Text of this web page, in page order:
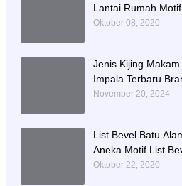
Lantai Rumah
Oktober 08, 2020
Jenis Kijing
Impala Terbaru
Sejahtera
November 20, 2024
List Bevel Batu
Aneka Motif List
Oktober 22, 2020